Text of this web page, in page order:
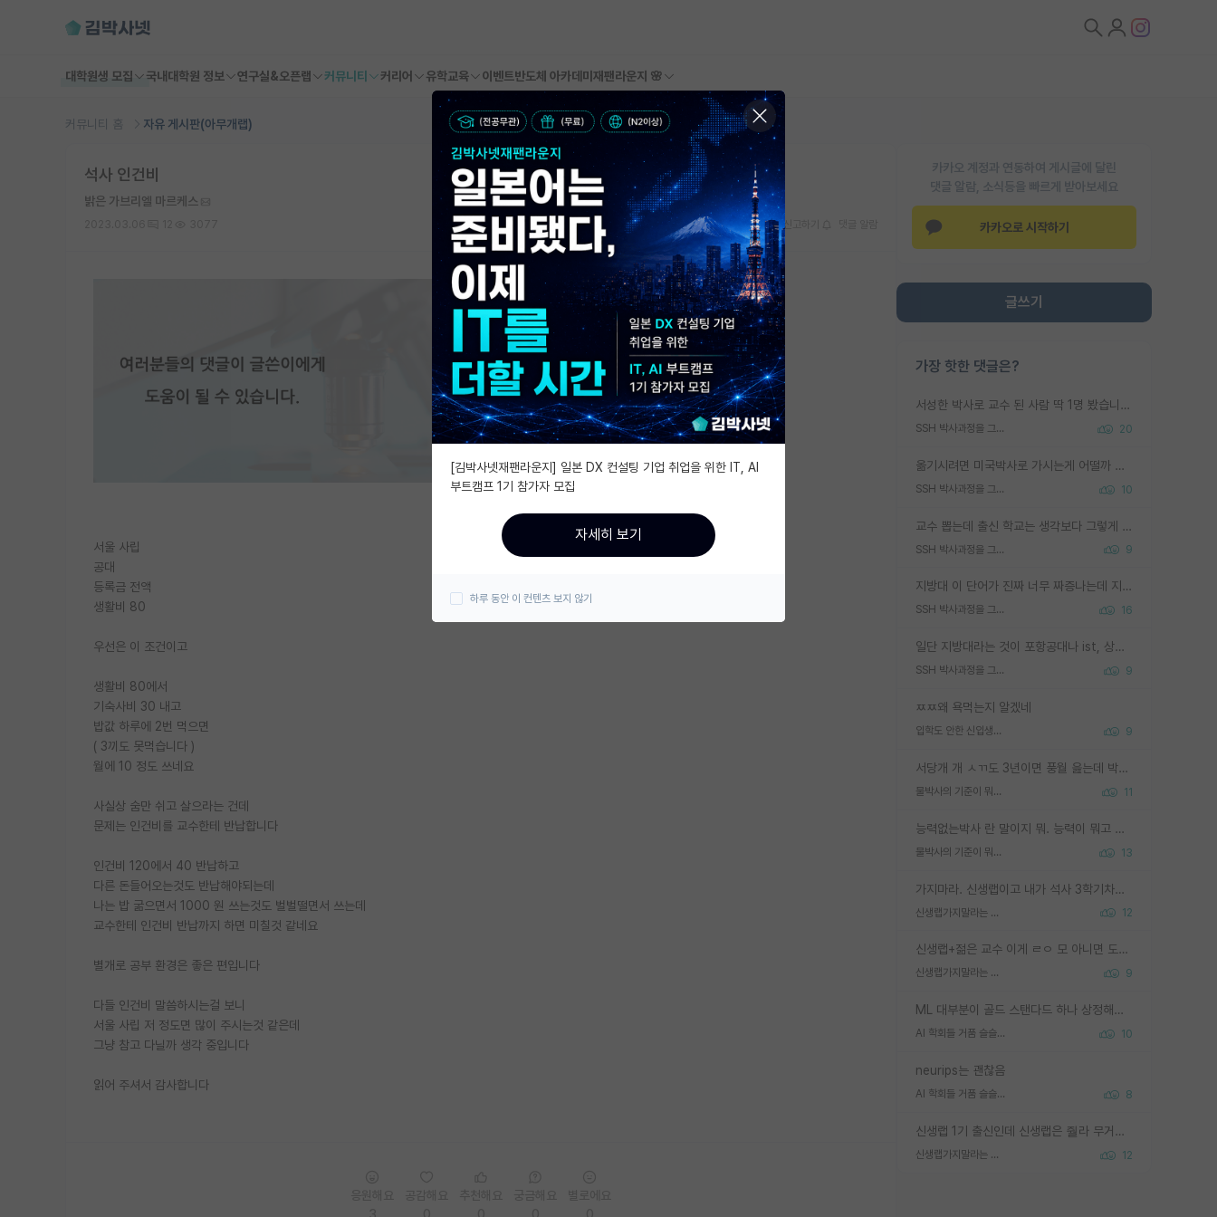
대학원생 모집 국내대학원 정보 연구실&오픈랩 커뮤니티 커리어 유학교육 이벤트반도체 아카데미 재팬라운지 🌸
커뮤니티 홈 자유 게시판(아무개랩)
카카오 계정과 연동하여 게시글에 달린
댓글 알람, 소식등을 빠르게 받아보세요
카카오로 시작하기
글쓰기
가장 핫한 댓글은?
서성한 박사로 교수 된 사람 딱 1명 봤습니다. 근데 지방대 박사로 교수된 거는 기적이 일어나야되요. 서성한 학부부터여도 빡센게 교수임용일텐데 지방대박사로 무슨 교수가 되나요...... 중소기업/중견기업 팀장급/연구소장급이나 될거 같네요.
SSH 박사과정을 그만두고 지방대 박사로 옮기면 교수의 꿈은 끝일까요? 20
옮기시려면 미국박사로 가시는게 어떨까 싶네요. 교수가 꿈이면 미국박사 하고 미국교수 까지 같이 노리시는게 기회가 많지 않을까요?
SSH 박사과정을 그만두고 지방대 박사로 옮기면 교수의 꿈은 끝일까요? 10
교수 뽑는데 출신 학교는 생각보다 그렇게 안 봄. 앞으로는 더 안 보게 될거임. 박사는 어디서 진행해도 됨. 단, 제대로 쌓고 좋은 실적 만들 수 있다면. 그런데 지방대는 그럴 가능성이 지극히 낮음. 나만 열심히 잘 하면 된다? 인간은 주변 환경에 지배되는 나약한 존재임. 주변의 지방대 대학원생과 섞이고 지방 특유의 여유로움 또는 나쁘게 얘기해서 나태함에 젖어 살다보면 교수의 꿈 자체를 잊어버리게 될 가능성도 있음. 주변 환경이 70~80%임.
SSH 박사과정을 그만두고 지방대 박사로 옮기면 교수의 꿈은 끝일까요? 9
지방대 이 단어가 진짜 너무 짜증나는데 지방대면 다 그냥 쓰레기인가요? 무슨 말 같지도 않은 댓글들이 있는건지??? 지방에도 충분히 좋은 대학 많고 충분히 잘하는 교수님들 많습니다 포항공대 4개 IST 대표 지거국들 여기 모두 다 지방에 있고 여기 출신들 중에 교수하는 분들 적지 않습니다 지거국 출신이 무슨 교수를 하냐?라고 생각할 사람들 많은데 상위 대표 지거국에 아웃라이어들 많습니다 결국 개인의 연구역량과 실적이 중요합니다 이 역량을 펼치는데 있어서 지도교수와의 합도 중요합니다. 그리고 경력이 필요하면 해외포닥까지 다녀오세요
SSH 박사과정을 그만두고 지방대 박사로 옮기면 교수의 꿈은 끝일까요? 16
일단 지방대라는 것이 포항공대나 ist, 상위 지거국은 아니라고 생각하겠습니다. 그런곳은 서성한에 비해 소위 대학 네임밸류가 크게 뒤떨어지지는 않으니까요. 대학 이름이 중요하냐? 당연합니다. 대학 이름이 좋아서 좋은 아웃풋이 나오는 것이냐, 좋은 대학은 좋은 사람과 좋은 기회가 몰려있으니 아웃풋도 자연스럽게 좋아지는 것이냐? 대답하기 어려운 문제입니다. 아직 한국 사회에서 학벌을 보는 것도, 특히 이공계를 중심으로 학벌보다는 실적 위주라는 분위기가 형성되는 것도 사실입니다. 지방대 출신으로 전임교수가 될수 있느냐? 가능 불가능을 따지면 당연히 가능입니다. 지방대 박사 출신으로 전임교원이 된 경우가 실제로 있으니까요. 현실적인 가능성이 있느냐? 지금 이정도 대학의 교수가 되고싶다고 생각되는 대학 들어가서 컴공과 교수 목록 켜고 박사 어디서 받았는지 쭉 한번 보세요. 냉정하게 지방대 출신인 분들이 많지는 않으실겁니다.
SSH 박사과정을 그만두고 지방대 박사로 옮기면 교수의 꿈은 끝일까요? 9
ㅉㅉ왜 욕먹는지 알겠네
입학도 안한 신입생이 원래 관심을 받나요 9
서당개 개 ㅅㄲ도 3년이면 풍월 읊는데 박사 5년 이상 대리고 있으면서 물된건 교수 탓 맞는ㄱ게 거기가 서당이 아니란 소리임
물박사의 기준이 뭐임? 11
능력없는박사 란 말이지 뭐. 능력이 뭐고 능력이 있다는게 뭔지는 사람마다 기준이 다르니까 얘기해봐야 서로 자기 기준만 얘기해서 논쟁이 끝이 안나고. 주위에서 능력있고 야심있는 신입생이 교수가 유의미한 피드백을 아예 안주면서 제대로된 과제에 참여해볼 기회도 제공하지 않고 잡일 뺑뺑이만 돌려서 맨날 단순작업만 하면서 밤새다가 눈빛이 점점 죽어가는걸 본 사람은 물박사는 교수탓이라고 하고, 교수는 이것저것 알려도 주고 기회도 주고 사수 동기 붙여주면서 어떻게든 끌고가려고 하는데 본인이 매일 뺀질거리면서 출근 하는둥마는둥 하다가 기껏 와서도 폰이나 쳐다보다가 실험 망치고 저녁약속있어서 먼저 가볼게요~ 하는걸 본 사람은 물박사는 본인탓이라고 함.
물박사의 기준이 뭐임? 13
가지마라. 신생랩이고 내가 석사 3학기차인데 최고참인데 나도 아무것도 모르는데 교수가 후배들 왜 논문 교육 안시키냐. 논문 왜 안 써오냐 닦달한다
신생랩가지말라는 이유가 있었구나 12
신생랩+젊은 교수 이게 ㄹㅇ 모 아니면 도인듯.
신생랩가지말라는 이유가 있었구나 9
ML 대부분이 골드 스탠다드 하나 상정해놓고 (벤치마크 데이터셋이 여러 개면 여러 개 상정) 그거 얼마나 잘 맞추나 싸움임 가끔 번뜩이는 설계 철학을 보여주는 논문들도 있지만 대부분 그거 성적 얼마나 더 올리느라에 혈안이 되어 있는 측면이 잇음
AI 학회들 거품 슬슬 지적이 나오네요 10
neurips는 괜찮음
AI 학회들 거품 슬슬 지적이 나오네요 8
신생랩 1기 출신인데 신생랩은 줠라 무거운 바벨 같은거임. 들면 대박인데 못들면 깔려 죽음. 아무도 알려주지 않는 환경에서 자생해야하지만, 일단 살아남았다면 그 어떤 사람보다 악착같고 생존력 높은 사람으로 거듭날 수 있음
신생랩가지말라는 이유가 있었구나 12
석사 인건비
밝은 가브리엘 마르케스
스크랩 신고하기
서울 사립
공대
등록금 전액
생활비 80
우선은 이 조건이고
생활비 80에서
기숙사비 30 내고
밥값 하루에 2번 먹으면
( 3끼도 못먹습니다 )
월에 10 정도 쓰네요
사실상 숨만 쉬고 살으라는 건데
문제는 인건비를 교수한테 반납합니다
인건비 120에서 40 반납하고
다른 돈들어오는것도 반납해야되는데
나는 밥 굶으면서 1000 원 쓰는것도 벌벌떨면서 쓰는데
교수한테 인건비 반납까지 하면 미칠것 같네요
별개로 공부 환경은 좋은 편입니다
다들 인건비 말씀하시는걸 보니
서울 사립 저 정도면 많이 주시는것 같은데
그냥 참고 다닐까 생각 중입니다
읽어 주셔서 감사합니다
[김박사넷재팬라운지] 일본 DX 컨설팅 기업 취업을 위한 IT, AI
부트캠프 1기 참가자 모집
자세히 보기
하루 동안 이 컨텐츠 보지 않기